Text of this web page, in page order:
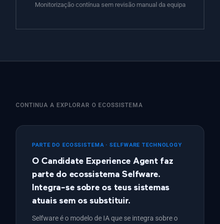
Monitorização contínua sem revisão manual da equipa
CONTINUA A EXPLORAR O ECOSSISTEMA
PARTE DO ECOSSISTEMA · SELFWARE TECHNOLOGY
O Candidate Experience Agent faz
parte do ecossistema Selfware.
Integra-se sobre os teus sistemas
atuais sem os substituir.
Selfware é o modelo de IA que se integra sobre o